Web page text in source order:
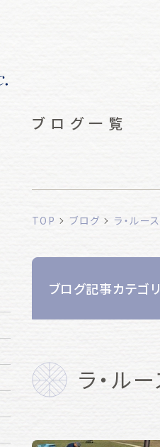
ブログ一覧
TOP ブログ ラ・ルー
ブログ記事カテゴ
ラ・ル